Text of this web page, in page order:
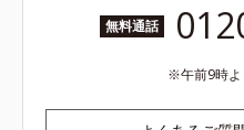
無料通話
午前9時